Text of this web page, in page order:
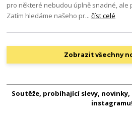
pro některé nebudou úplně snadné, ale
Zatím hledáme našeho pr...číst celé
Zobrazit všechny
Soutěže, probíhající slevy,
instagramu!